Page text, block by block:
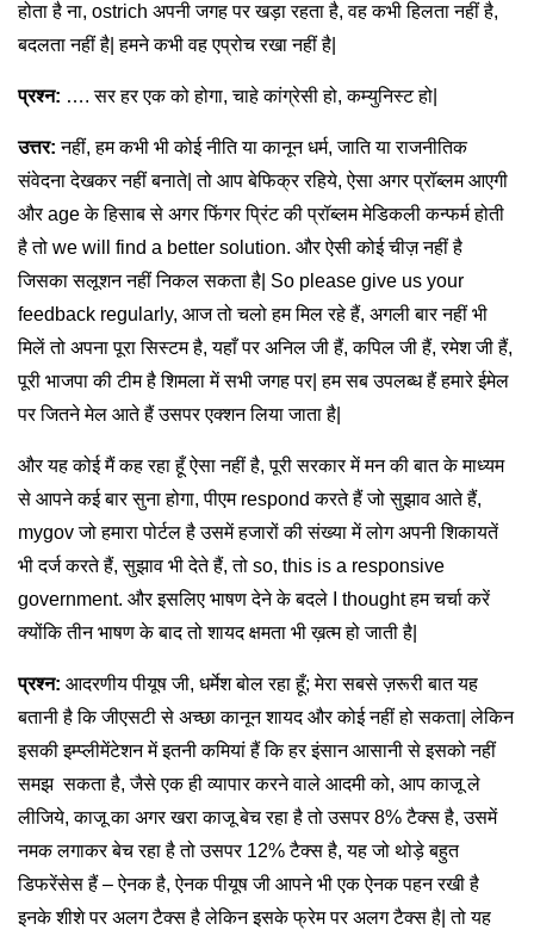
होता है ना, ostrich अपनी जगह पर खड़ा रहता है, वह कभी हिलता नहीं है,
बदलता नहीं है| हमने कभी वह एप्रोच रखा नहीं है|
प्रश्न: …. सर हर एक को होगा, चाहे कांग्रेसी हो, कम्युनिस्ट हो|
उत्तर: नहीं, हम कभी भी कोई नीति या कानून धर्म, जाति या राजनीतिक
संवेदना देखकर नहीं बनाते| तो आप बेफिक्र रहिये, ऐसा अगर प्रॉब्लम आएगी
और age के हिसाब से अगर फिंगर प्रिंट की प्रॉब्लम मेडिकली कन्फर्म होती
है तो we will find a better solution. और ऐसी कोई चीज़ नहीं है
जिसका सलूशन नहीं निकल सकता है| So please give us your
feedback regularly, आज तो चलो हम मिल रहे हैं, अगली बार नहीं भी
मिलें तो अपना पूरा सिस्टम है, यहाँ पर अनिल जी हैं, कपिल जी हैं, रमेश जी हैं,
पूरी भाजपा की टीम है शिमला में सभी जगह पर| हम सब उपलब्ध हैं हमारे ईमेल
पर जितने मेल आते हैं उसपर एक्शन लिया जाता है|
और यह कोई मैं कह रहा हूँ ऐसा नहीं है, पूरी सरकार में मन की बात के माध्यम
से आपने कई बार सुना होगा, पीएम respond करते हैं जो सुझाव आते हैं,
mygov जो हमारा पोर्टल है उसमें हजारों की संख्या में लोग अपनी शिकायतें
भी दर्ज करते हैं, सुझाव भी देते हैं, तो so, this is a responsive
government. और इसलिए भाषण देने के बदले I thought हम चर्चा करें
क्योंकि तीन भाषण के बाद तो शायद क्षमता भी ख़त्म हो जाती है|
प्रश्न: आदरणीय पीयूष जी, धर्मेश बोल रहा हूँ; मेरा सबसे ज़रूरी बात यह
बतानी है कि जीएसटी से अच्छा कानून शायद और कोई नहीं हो सकता| लेकिन
इसकी इम्प्लीमेंटेशन में इतनी कमियां हैं कि हर इंसान आसानी से इसको नहीं
समझ सकता है, जैसे एक ही व्यापार करने वाले आदमी को, आप काजू ले
लीजिये, काजू का अगर खरा काजू बेच रहा है तो उसपर 8% टैक्स है, उसमें
नमक लगाकर बेच रहा है तो उसपर 12% टैक्स है, यह जो थोड़े बहुत
डिफरेंसेस हैं – ऐनक है, ऐनक पीयूष जी आपने भी एक ऐनक पहन रखी है
इनके शीशे पर अलग टैक्स है लेकिन इसके फ्रेम पर अलग टैक्स है| तो यह